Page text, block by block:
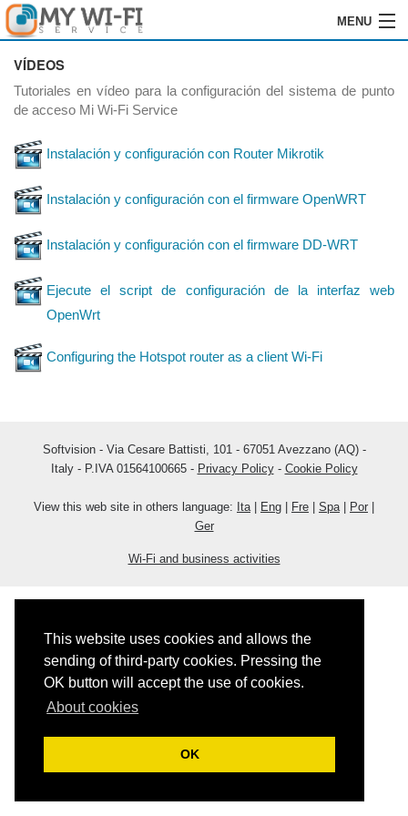
This website uses cookies and allows the
sending of third-party cookies. Pressing the
OK button will accept the use of cookies.
About cookies
OK
MENU
HOME
SOFTWARE
GRABACIÓN
ÓRDENES
REVENDEDORES
LOGIN
CONTACTOS
VÍDEOS
Tutoriales en vídeo para la configuración del sistema de punto
de acceso Mi Wi-Fi Service
Instalación y configuración con Router Mikrotik
Instalación y configuración con el firmware OpenWRT
Instalación y configuración con el firmware DD-WRT
Ejecute el script de configuración de la interfaz web
OpenWrt
Configuring the Hotspot router as a client Wi-Fi
Softvision - Via Cesare Battisti, 101 - 67051 Avezzano (AQ) -
Italy - P.IVA 01564100665 - Privacy Policy- Cookie Policy
View this web site in others language: Ita| Eng Fre Spa| Por
Ger
Wi-Fi and business activities